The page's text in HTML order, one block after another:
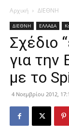
Αρχική ΔΙΕΘΝΗ
ΔΙΕΘΝΗ ΕΛΛΑΔΑ
Σχέδιο
για
με το
4 Νοεμβρίου 2012,